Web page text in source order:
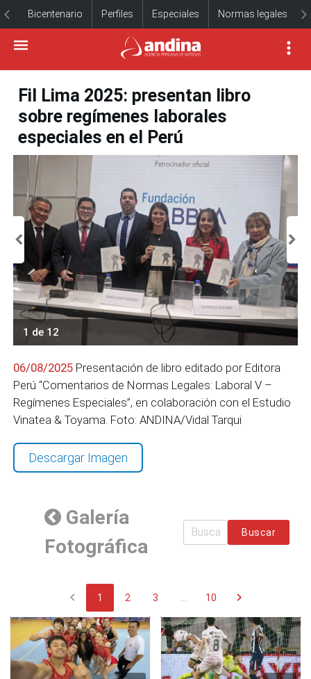
Bicentenario Perfiles Especiales Normas legales
Fil Lima 2025: presentan libro
sobre regímenes laborales
especiales en el Perú
1 de 12
06/08/2025 Presentación de libro editado por Editora
Perú “Comentarios de Normas Legales: Laboral V –
Regímenes Especiales”, en colaboración con el Estudio
Vinatea & Toyama. Foto: ANDINA/Vidal Tarqui
Descargar Imagen
Galería
Fotográfica
Buscar
chevron_left 1 2 3 10 chevron_right